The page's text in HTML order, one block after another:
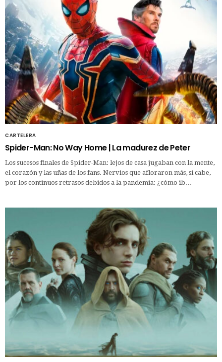
CARTELERA
Spider-Man: No Way Home | La madurez de Peter
Los sucesos finales de Spider-Man: lejos de casa jugaban con la mente,
el corazón y las uñas de los fans. Nervios que afloraron más, si cabe,
por los continuos retrasos debidos a la pandemia: ¿cómo ib…